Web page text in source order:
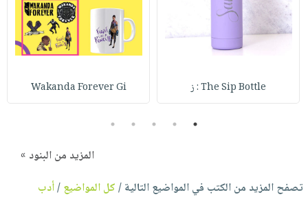
The Sip Bottle : ز Wakanda Forever Gi
1
2
3
4
5
المزيد من البنود »
تصفح المزيد من الكتب في المواضيع التالية /كل المواضيع/أدب